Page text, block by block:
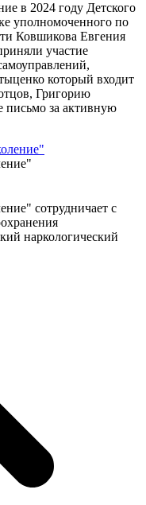
в 2024 году Детского
уполномоченного по
Ковшикова Евгения
участие
который входит
Григорию
письмо за активную
сотрудничает с
наркологический